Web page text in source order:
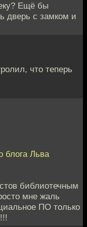
Ещё бы
дверь с замком и
что теперь
блога Льва
библиотечным
мне жаль
ПО только